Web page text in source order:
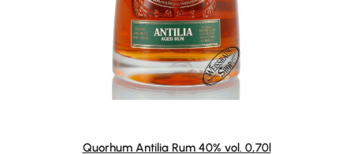
Quorhum Antilia Rum 40% vol. 0,70l